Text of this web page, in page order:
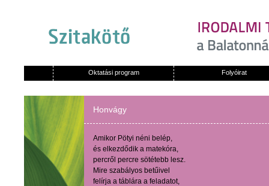
Oktatási program Folyóirat
Honvágy
Amikor Pötyi néni belép,
és elkezdődik a matekóra,
percről percre sötétebb lesz.
Mire szabályos betűivel
felírja a táblára a feladatot,